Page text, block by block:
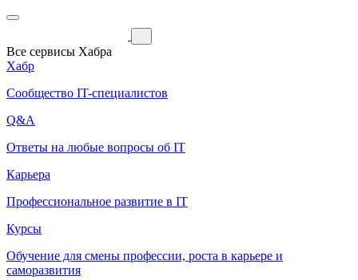
Все сервисы Хабра
Хабр
Сообщество IT-специалистов
Q&A
Ответы на любые вопросы об IT
Карьера
Профессиональное развитие в IT
Курсы
Обучение для смены профессии, роста в карьере и
саморазвития